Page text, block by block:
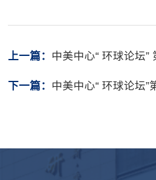
上一篇： 中美中心“ 环球论坛”
下一篇： 中美中心“ 环球论坛”